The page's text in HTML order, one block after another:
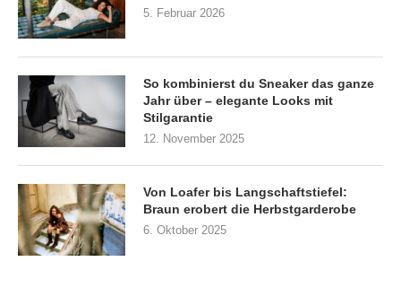
5. Februar 2026
So kombinierst du Sneaker das ganze
Jahr über – elegante Looks mit
Stilgarantie
12. November 2025
Von Loafer bis Langschaftstiefel:
Braun erobert die Herbstgarderobe
6. Oktober 2025